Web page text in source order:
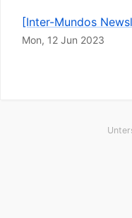
[Inter-Mundos
Mon, 12 Jun 2023